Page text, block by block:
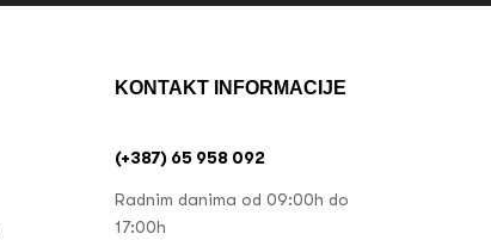
KONTAKT INFORMACIJE
(+387) 65 958 092
Radnim danima od 09:00h do
17:00h